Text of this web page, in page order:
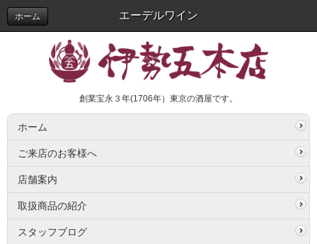
エーデルワイン
ホーム
創業宝永３年(1706年）東京の酒屋です。
ホーム
ご来店のお客様へ
店舗案内
取扱商品の紹介
スタッフブログ